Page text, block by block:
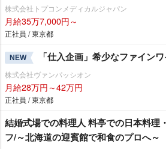
株式会社トプコンメディカルジャパン
月給35万7,000円～
正社員 / 東京都
NEW 「仕入企画」希少なファイン
株式会社ヴァンパッシオン
月給28万円～42万円
正社員 / 東京都
結婚式場での料理人 料亭での日本料理
フ/～北海道の迎賓館で和食のプロへ～